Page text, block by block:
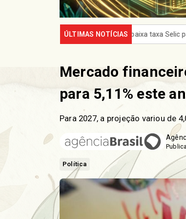
ÚLTIMAS NOTÍCIAS
taxa Selic para 14% ao ano Ideb mostra
Mercado
para 5,11% este
Para 2027, a projeção variou de
Política